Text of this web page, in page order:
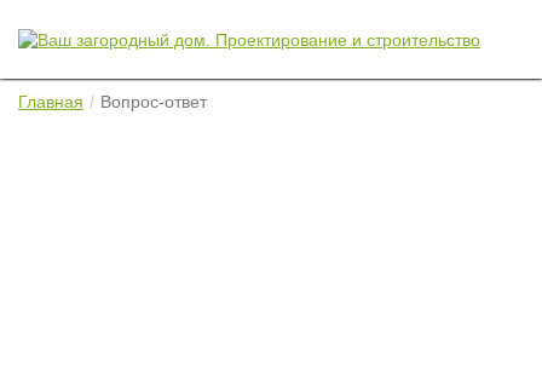
Главная Вопрос-ответ